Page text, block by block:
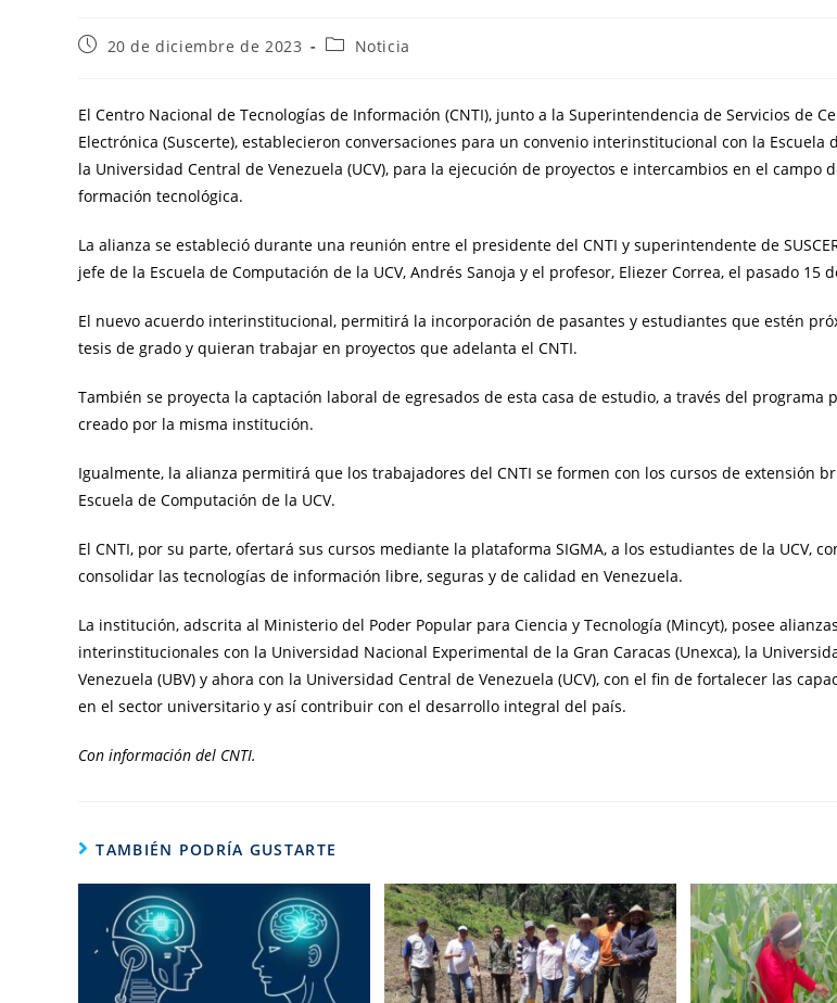
20 de diciembre de 2023 Noticia
El Centro Nacional de Tecnologías de Información (CNTI), junto a la Superintendencia de Servicios de
Electrónica (Suscerte), establecieron conversaciones para un convenio interinstitucional con la Escuela
la Universidad Central de Venezuela (UCV), para la ejecución de proyectos e intercambios en el campo
formación tecnológica.
La alianza se estableció durante una reunión entre el presidente del CNTI y superintendente de
jefe de la Escuela de Computación de la UCV, Andrés Sanoja y el profesor, Eliezer Correa, el pasado 15
El nuevo acuerdo interinstitucional, permitirá la incorporación de pasantes y estudiantes que estén
tesis de grado y quieran trabajar en proyectos que adelanta el CNTI.
También se proyecta la captación laboral de egresados de esta casa de estudio, a través del programa
creado por la misma institución.
Igualmente, la alianza permitirá que los trabajadores del CNTI se formen con los cursos de extensión
Escuela de Computación de la UCV.
El CNTI, por su parte, ofertará sus cursos mediante la plataforma SIGMA, a los estudiantes de la UCV,
consolidar las tecnologías de información libre, seguras y de calidad en Venezuela.
La institución, adscrita al Ministerio del Poder Popular para Ciencia y Tecnología (Mincyt), posee alianzas
interinstitucionales con la Universidad Nacional Experimental de la Gran Caracas (Unexca), la
Venezuela (UBV) y ahora con la Universidad Central de Venezuela (UCV), con el fin de fortalecer las
en el sector universitario y así contribuir con el desarrollo integral del país.
Con información del CNTI.
TAMBIÉN PODRÍA GUSTARTE